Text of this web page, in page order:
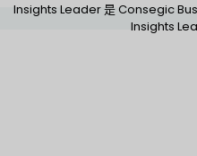
Insights Leader 是 Consegic
Insights